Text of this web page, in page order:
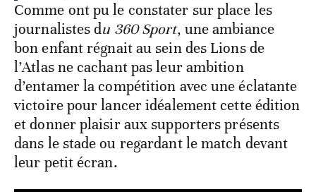
Comme ont pu le constater sur place les
journalistes du 360 Sport, une ambiance
bon enfant régnait au sein des Lions de
l’Atlas ne cachant pas leur ambition
d’entamer la compétition avec une éclatante
victoire pour lancer idéalement cette édition
et donner plaisir aux supporters présents
dans le stade ou regardant le match devant
leur petit écran.